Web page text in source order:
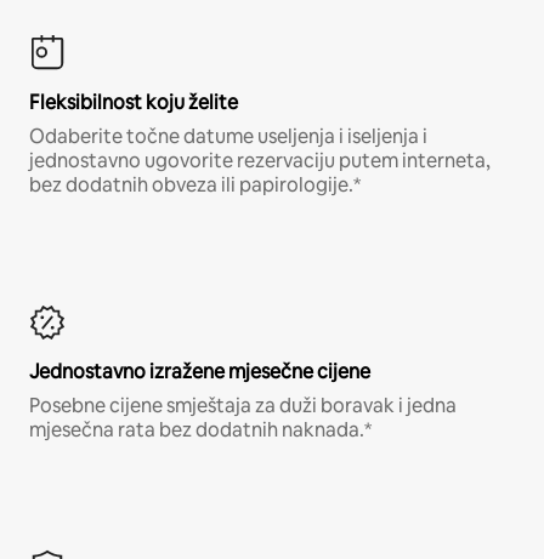
Fleksibilnost koju želite
Odaberite točne datume useljenja i iseljenja i
jednostavno ugovorite rezervaciju putem interneta,
bez dodatnih obveza ili papirologije.*
Jednostavno izražene mjesečne cijene
Posebne cijene smještaja za duži boravak i jedna
mjesečna rata bez dodatnih naknada.*